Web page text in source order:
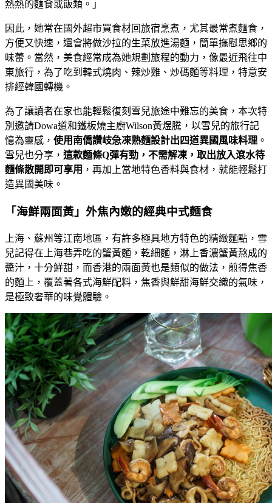
熱熱的麵食或飯類。」
因此，她常在國外超市買食材回旅宿烹煮，尤其最常煮麵食，
方便又快速，還會將做沙拉的生菜放進湯麵，簡單撫慰思鄉的
味蕾。當然，美食經常成為她規劃旅程的動力，像最近飛往中
東旅行，為了吃到韓式燒肉、辣炒雞、炒碼麵等料理，特意安
排經韓國轉機。
為了讓讀者在家也能輕鬆復刻雪兒旅途中難忘的美食，本次特
別邀請Dowa道和鐵板燒主廚Wilson黃煜騰，以雪兒的旅行記
憶為靈感， 使用南僑讚岐急凍熟麵設計出四道異國風味料理 。
雪兒也分享， 這款麵條Q彈有勁，不需解凍，取出放入滾水待
麵條散開即可享用 ，再加上當地特色香料與食材，就能輕鬆打
造異國美味。
「海鮮兩面黃」外焦內嫩的經典中式麵食
上海、蘇州等江南地區，有許多極具地方特色的精緻麵點，雪
兒記得在上海巷弄吃的蟹黃麵，乾細麵，淋上香濃蟹黃熬成的
醬汁，十分鮮甜，而香港的兩面黃也是類似的做法，煎得焦香
的麵上，覆蓋著各式海鮮配料，焦香與鮮甜海鮮交織的氣味，
是極致奢華的味覺體驗。